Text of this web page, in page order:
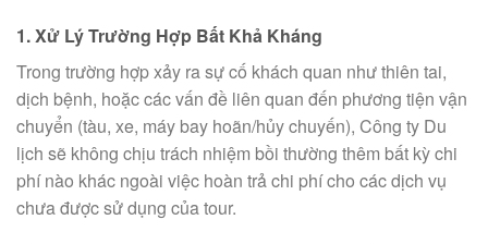
1. Xử Lý Trường Hợp Bất Khả Kháng
Trong trường hợp xảy ra sự cố khách quan như thiên tai,
dịch bệnh, hoặc các vấn đề liên quan đến phương tiện vận
chuyển (tàu, xe, máy bay hoãn/hủy chuyến), Công ty Du
lịch sẽ không chịu trách nhiệm bồi thường thêm bất kỳ chi
phí nào khác ngoài việc hoàn trả chi phí cho các dịch vụ
chưa được sử dụng của tour.